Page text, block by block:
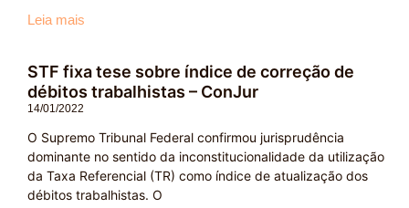
Leia mais
STF fixa tese sobre índice de correção de
débitos trabalhistas – ConJur
14/01/2022
O Supremo Tribunal Federal confirmou jurisprudência
dominante no sentido da inconstitucionalidade da utilização
da Taxa Referencial (TR) como índice de atualização dos
débitos trabalhistas. O